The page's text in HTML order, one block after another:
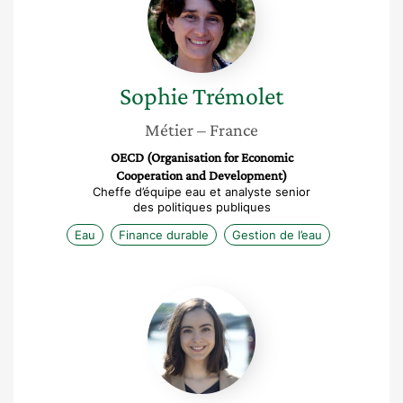
SophieTrémolet
Métier– France
OECD (Organisation for Economic
Cooperation and Development)
Cheffe d’équipe eau et analyste senior
des politiques publiques
Eau
Finance durable Gestion de l’eau
Oréade
Knobloch